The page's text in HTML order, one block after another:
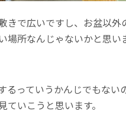
きで広いですし、お盆以外
場所なんじゃないかと思い
るっていうかんじでもない
ていこうと思います。